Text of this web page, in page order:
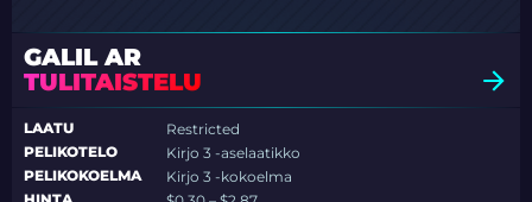
GALIL AR
TULITAISTELU
LAATU
Restricted
PELIKOTELO
Kirjo 3 -aselaatikko
PELIKOKOELMA
Kirjo 3 -kokoelma